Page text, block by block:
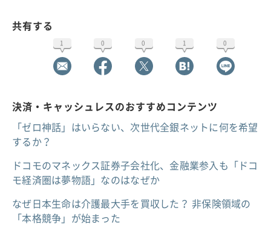
共有する
1 0 0 1 0
決済・キャッシュレスのおすすめコンテンツ
「ゼロ神話」はいらない、次世代全銀ネットに何を希望
するか？
ドコモのマネックス証券子会社化、金融業参入も「ドコ
モ経済圏は夢物語」なのはなぜか
なぜ日本生命は介護最大手を買収した？ 非保険領域の
「本格競争」が始まった